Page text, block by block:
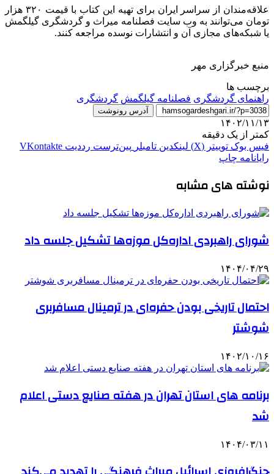
علاقه‌مندان از سراسر ایران برای تهیه این کتاب با قیمت ۳۲۰ هزار
تومان می‌توانند به وب سایت فصلنامه میراث و گردشگری گیلگمش
یا شبکه‌های مجازی آن و انتشارات نوسده مراجعه کنند.
منبع خبرگزاری مهر
برچسب ها
راهنمای گردشگری فصلنامه گیلگمش گردشگری
آدرس رونوشت
۱۴۰۲/۱۱/۱۳
کمتر از یک دقیقه
فیس بوک توییتر (X) لینکدین ‫تامبلر ‫پین‌ترست ‫رددیت ‫VKontakte
رایانامه چاپ
نوشته های مشابه
شورای راهبردی اداره‌کل موزه‌ها تشکیل جلسه داد
۱۴۰۴/۰۴/۲۹
احتمال تاریخی بودن حفره‌ای در ترمینال مسافربری
شوشتر
۱۴۰۲/۱۰/۱۶
برنامه های استان تهران در هفته صنایع دستی اعلام
شد
۱۴۰۴/۰۳/۱۱